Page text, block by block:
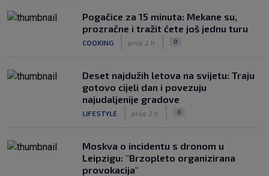
Veliko priznanje za hrvatskog
stručnjaka: Jurica Žuža novi je pomoćni
trener Barcelone
|
prije 4 h
Pogačice za 15 minuta: Mekane su,
prozračne i tražit ćete još jednu turu
COOKING prije 2 h 0
Deset najdužih letova na svijetu: Traju
gotovo cijeli dan i povezuju
najudaljenije gradove
LIFESTYLE prije 2 h 0
Moskva o incidentu s dronom u
Leipzigu: "Brzopleto organizirana
provokacija"